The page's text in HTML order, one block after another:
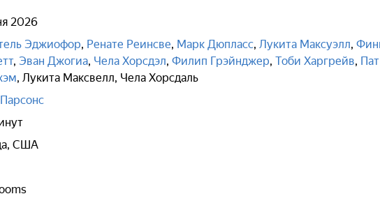
2026
Эджиофор, Ренате Реинсве, Марк Дюпласс, Лукита Максуэлл,
, Эван Джогиа, Чела Хорсдэл, Филип Грэйнджер, Тоби Харгрейв,
, Лукита Максвелл, Чела Хорсдаль
США